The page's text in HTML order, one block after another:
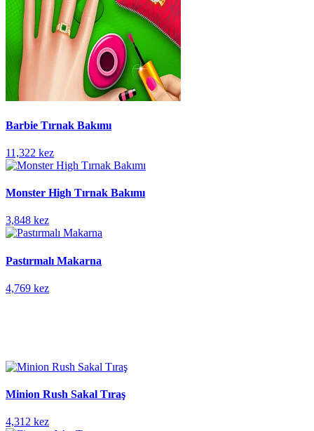
Barbie Tırnak Bakımı
11,322 kez
Monster High Tırnak Bakımı
3,848 kez
Pastırmalı Makarna
4,769 kez
Minion Rush Sakal Tıraş
4,312 kez